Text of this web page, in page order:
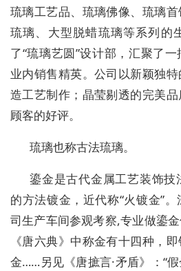
琉璃工艺品、琉璃佛像、琉璃
琉璃、大型脱蜡琉璃等系列的
了“琉璃艺圆”设计部，汇聚了
业内销售精英。公司以新颖独
造工艺制作；晶莹剔透的完美
顾客的好评。
琉璃也称古法琉璃。
鎏金是古代金属工艺装饰技
的方法镀金，近代称“火镀金”。
司生产车间参观考察,专业做鎏金
《唐六典》中称金有十四种，
金……另见《唐摭言·矛盾》： “